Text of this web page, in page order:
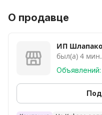
О продавце
ИП
был(а) 4
Объявлений: